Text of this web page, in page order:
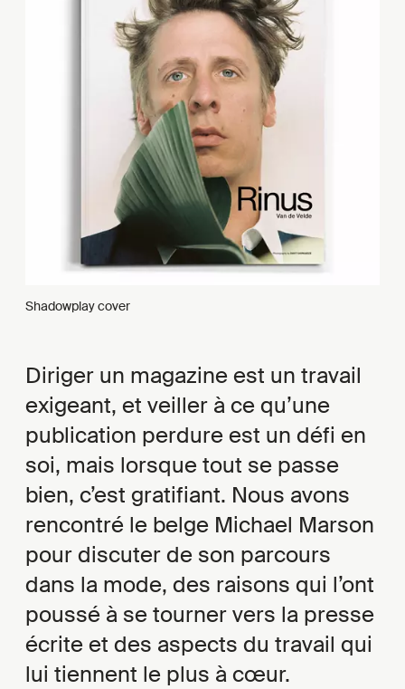
Shadowplay cover
Diriger un magazine est un travail
exigeant, et veiller à ce qu’une
publication perdure est un défi en
soi, mais lorsque tout se passe
bien, c’est gratifiant. Nous avons
rencontré le belge Michael Marson
pour discuter de son parcours
dans la mode, des raisons qui l’ont
poussé à se tourner vers la presse
écrite et des aspects du travail qui
lui tiennent le plus à cœur.